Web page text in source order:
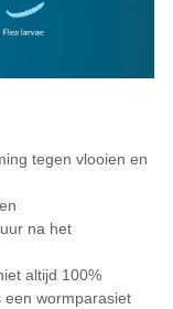
tegen vlooien en
na het
altijd 100%
een wormparasiet